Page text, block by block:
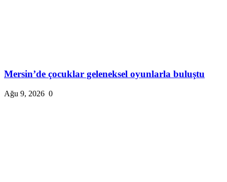
Mersin’de çocuklar geleneksel oyunlarla buluştu
Ağu 9, 2026 0